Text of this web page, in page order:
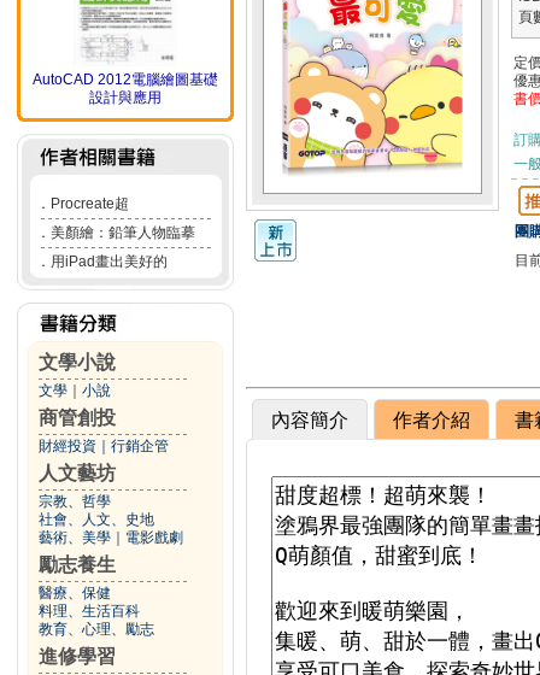
AutoCAD 2012電腦繪圖基礎
設計與應用
． Procreate超
． 美顏繪：鉛筆人物臨摹
． 用iPad畫出美好的
文學小說
文學 小說
商管創投
財經投資 行銷企管
人文藝坊
宗教、哲學
社會、人文、史地
藝術、美學
電影戲劇
勵志養生
醫療、保健
料理、生活百科
教育、心理、勵志
進修學習
頁
定
優
書
訂
一
團
目
內容簡介 作者介紹 書